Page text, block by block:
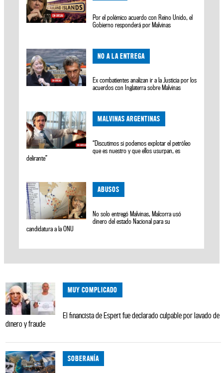
Por el polémico acuerdo con Reino Unido, el
Gobierno responderá por Malvinas
NO A LA ENTREGA
Ex combatientes analizan ir a la Justicia por los
acuerdos con Inglaterra sobre Malvinas
MALVINAS ARGENTINAS
“Discutimos si podemos explotar el petróleo
que es nuestro y que ellos usurpan, es
delirante”
ABUSOS
No solo entregó Malvinas, Malcorra usó
dinero del estado Nacional para su
candidatura a la ONU
MUY COMPLICADO
El financista de Espert fue declarado culpable por lavado de
dinero y fraude
SOBERANÍA